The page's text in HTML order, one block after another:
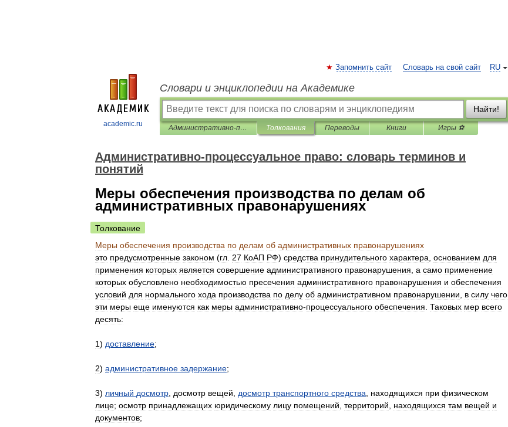
academic.ru
RU
Запомнить сайт Словарь на свой сайт
Словари и энциклопедии на Академике
Найти!
Административно-процессуальное право: словарь терминов и понятий Толкования Переводы Книги Игры ⚽
Административно-процессуальное право: словарь терминов и
понятий
Меры обеспечения производства по делам об
административных правонарушениях
Толкование
Меры обеспечения производства по делам об административных правонарушениях
это предусмотренные законом (гл 27 КоАП РФ) средства принудительного характера основанием для
применения которых является совершение административного правонарушения а само применение
которых обусловлено необходимостью пресечения административного правонарушения и обеспечения
условий для нормального хода производства по делу об административном правонарушении в силу чего
эти меры еще именуются как меры административно-процессуального обеспечения Таковых мер всего
десять:
1) доставление;
2) административное задержание;
3) личный досмотр досмотр вещей досмотр транспортного средства находящихся при физическом
лице; осмотр принадлежащих юридическому лицу помещений территорий находящихся там вещей и
документов;